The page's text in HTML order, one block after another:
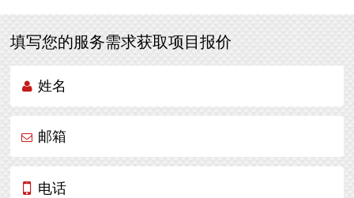
填写您的服务需求获取项目报价
姓名
邮箱
电话